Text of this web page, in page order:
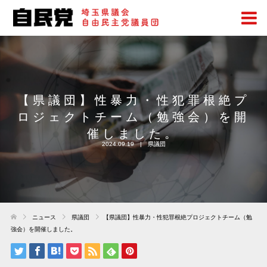
【県議団】性暴力・性犯罪根絶プ
ロジェクトチーム（勉強会）を開
催しました。
2024.09.19 県議団
ニュース 県議団
【県議団】性暴力・性犯罪根絶プロジェクトチーム（勉
強会）を開催しました。